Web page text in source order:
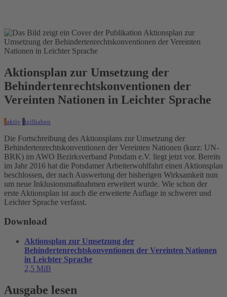
Aktionsplan zur Umsetzung der
Behindertenrechtskonventionen der
Vereinten Nationen in Leichter Sprache
aktiv teilhaben
Die Fortschreibung des Aktionsplans zur Umsetzung der
Behindertenrechtskonventionen der Vereinten Nationen (kurz: UN-
BRK) im AWO Bezirksverband Potsdam e.V. liegt jetzt vor. Bereits
im Jahr 2016 hat die Potsdamer Arbeiterwohlfahrt einen Aktionsplan
beschlossen, der nach Auswertung der bisherigen Wirksamkeit nun
um neue Inklusionsmaßnahmen erweitert wurde. Wie schon der
erste Aktionsplan ist auch die erweiterte Auflage in schwerer und
Leichter Sprache verfasst.
Download
Aktionsplan zur Umsetzung der
Behindertenrechtskonventionen der Vereinten Nationen
in Leichter Sprache
2,5 MiB
Ausgabe lesen